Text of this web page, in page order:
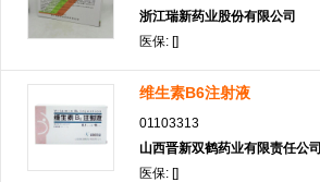
浙江瑞新药业股份有限公司
医保: []
维生素B6注射液
01103313
山西晋新双鹤药业有限责任公司
医保: []